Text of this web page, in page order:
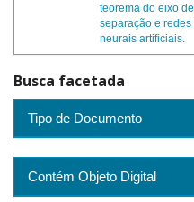
teorema do eixo de
separação e redes
neurais artificiais.
Busca facetada
Tipo de Documento
Contém Objeto Digital